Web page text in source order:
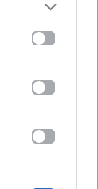
μέσο ή